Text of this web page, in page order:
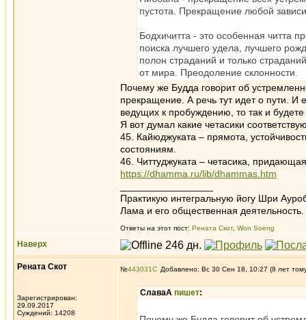
пустота. Прекращение любой
Бодхичитта - это особенная читта
поиска лучшего удела, лучшего
полон страданий и только
от мира. Преодоление склонности.
Почему же Будда говорит об
прекращение. А речь тут идет о пути. И
ведущих к пробуждению, то так и
Я вот думал какие четасики
45. Кайюджуката – прямота,
состояниям.
46. Читтуджуката – четасика,
https://dhamma.ru/lib/dhammas.htm
Практикую интегральную йогу Шри
Лама и его общественная деятельность.
Ответы на этот пост: Рената Скот, Won Soeng
Наверх
Рената Скот
Зарегистрирован:
29.09.2017
Суждений: 14208
№443031 Добавлено: Вс 30 Сен 18, 10:27 (8 лет
СлаваА пишет: